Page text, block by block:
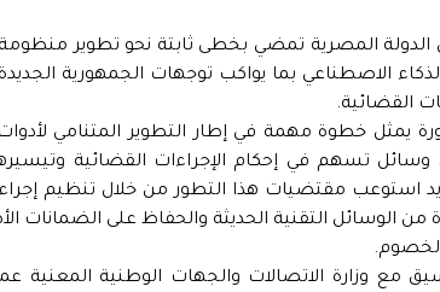
الدولة المصرية تمضي بخطى ثابتة نحو تطوير
الاصطناعي بما يواكب توجهات الجمهورية
القضائية.
يمثل خطوة مهمة في إطار التطوير المتنامي
وسائل تسهم في إحكام الإجراءات القضائية
استوعب مقتضيات هذا التطور من خلال تنظيم
من الوسائل التقنية الحديثة والحفاظ على الضمانات
مع وزارة الاتصالات والجهات الوطنية